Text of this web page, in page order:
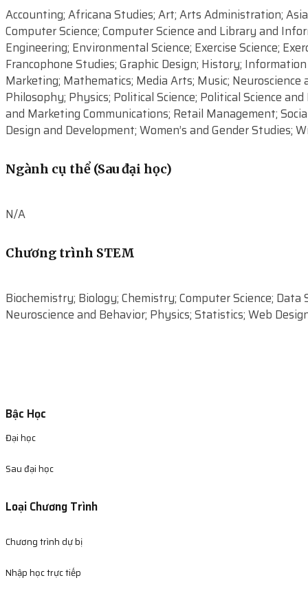
Bậc Học
Đại học
Sau đại học
Loại Chương Trình
Chương trình dự bị
Nhập học trực tiếp
Accounting; Africana Studies; Art; Arts Administration;
Computer Science; Computer Science and Library and
Engineering; Environmental Science; Exercise Science;
Francophone Studies; Graphic Design; History;
Marketing; Mathematics; Media Arts; Music;
Philosophy; Physics; Political Science; Political Science
and Marketing Communications; Retail Management;
Design and Development; Women’s and Gender Studies;
Ngành cụ thể (Sau đại học)
N/A
Chương trình STEM
Biochemistry; Biology; Chemistry; Computer Science;
Neuroscience and Behavior; Physics; Statistics; Web